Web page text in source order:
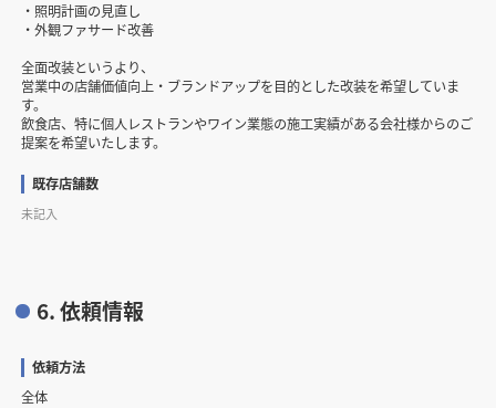
・照明計画の見直し
・外観ファサード改善
全面改装というより、
営業中の店舗価値向上・ブランドアップを目的とした改装を希望していま
す。
飲食店、特に個人レストランやワイン業態の施工実績がある会社様からのご
提案を希望いたします。
既存店舗数
未記入
6. 依頼情報
依頼方法
全体